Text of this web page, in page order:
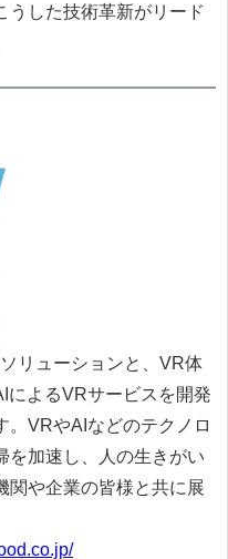
うした技術革新がリード
リューションと、VR体
によるVRサービスを開発
。VRやAIなどのテクノロ
を加速し、人の生きがい
関や企業の皆様と共に展